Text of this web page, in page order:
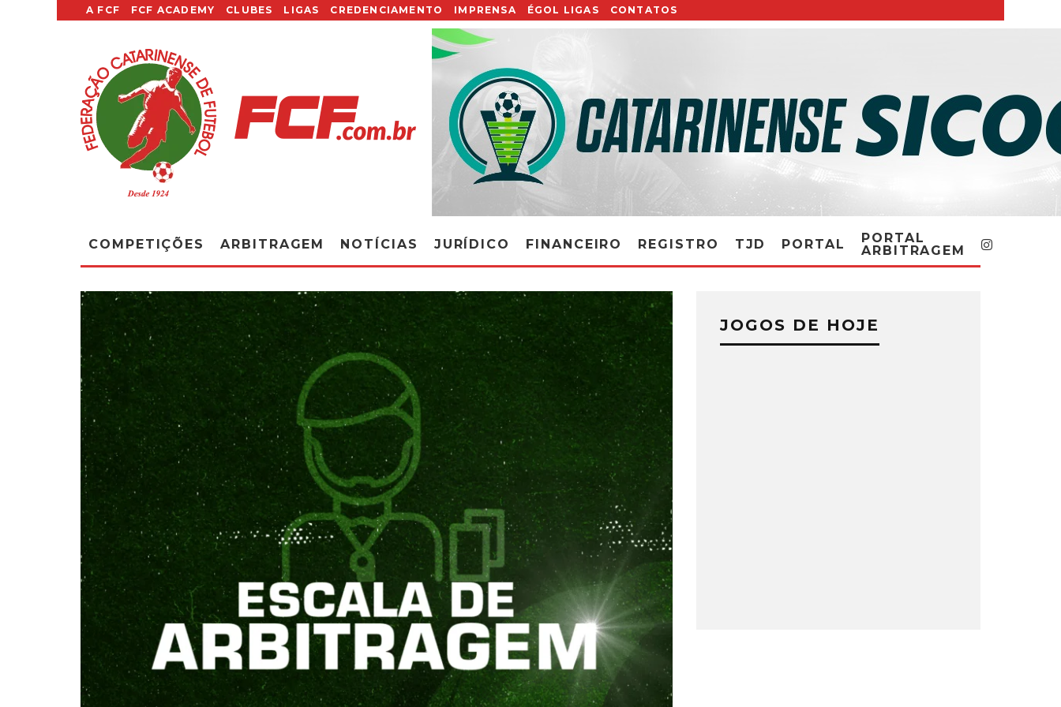
A FCF FCF ACADEMY CLUBES LIGAS CREDENCIAMENTO IMPRENSA ÉGOL LIGAS CONTATOS
COMPETIÇÕES ARBITRAGEM NOTÍCIAS JURÍDICO FINANCEIRO REGISTRO TJD PORTAL
PORTAL
ARBITRAGEM
JOGOS DE HOJE